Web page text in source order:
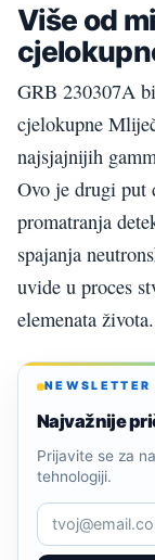
Više od
GRB 230307A
cjelokupne
najsjajnijih
Ovo je drugi put
promatranja
spajanja
uvide u proces
elemenata života.
NEWSLETTER
Najvažnije
Prijavite se za
tehnologiji.